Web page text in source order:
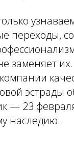
переходы,
заменяет
эстрады
— 23
наследию.